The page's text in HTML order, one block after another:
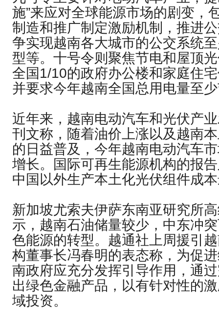
施”来应对全球能源市场的剧变，
制造和推广制定激励机制，推进
争实现越南各大城市的公交系统
型等。十号令则聚焦节电和屋顶
全国1/10的政府办公楼和家庭住
并要求今年越南全国总用电量至
近年来，越南电动汽车和光伏产
刊文称，随着油价上涨以及越南
的日益普及，今年越南电动汽车
增长。国际可再生能源机构的报
中国以外生产本土化光伏组件成
新加坡尤索夫伊萨东南亚研究所
示，越南石油储量较少，中东冲
色能源的转型。越通社上周援引
构董事长冯春明的表态称，为促
南政府应充分发挥引导作用，通
出绿色金融产品，以有针对性的
域投资。